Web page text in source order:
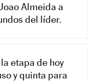
Almeida a
del líder.
etapa de hoy
y quinta para